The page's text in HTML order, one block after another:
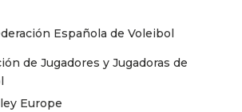
Española de Voleibol
de Jugadores y Jugadoras de
Europe